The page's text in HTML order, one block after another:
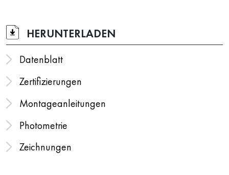
HERUNTERLADEN
Datenblatt
Zertifizierungen
Montageanleitungen
Photometrie
Zeichnungen